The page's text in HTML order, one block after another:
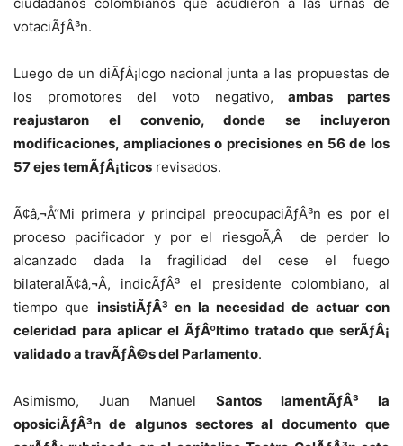
votaciÃƒÂ³n.
Luego de un diÃƒÂ¡logo nacional junta a las propuestas de
los promotores del voto negativo,ambas partes
reajustaron el convenio, donde se incluyeron
modificaciones, ampliaciones o precisiones en 56 de los
57 ejes temÃƒÂ¡ticos revisados.
Ã¢â‚¬Å“Mi primera y principal preocupaciÃƒÂ³n es por el
proceso pacificador y por el riesgoÃ‚Â de perder lo
alcanzado dada la fragilidad del cese el fuego
bilateralÃ¢â‚¬Â, indicÃƒÂ³ el presidente colombiano, al
tiempo que insistiÃƒÂ³ en la necesidad de actuar con
celeridad para aplicar el ÃƒÂºltimo tratado que serÃƒÂ¡
validado a travÃƒÂ©s del Parlamento.
Asimismo, Juan Manuel Santos lamentÃƒÂ³ la
oposiciÃƒÂ³n de algunos sectores al documento que